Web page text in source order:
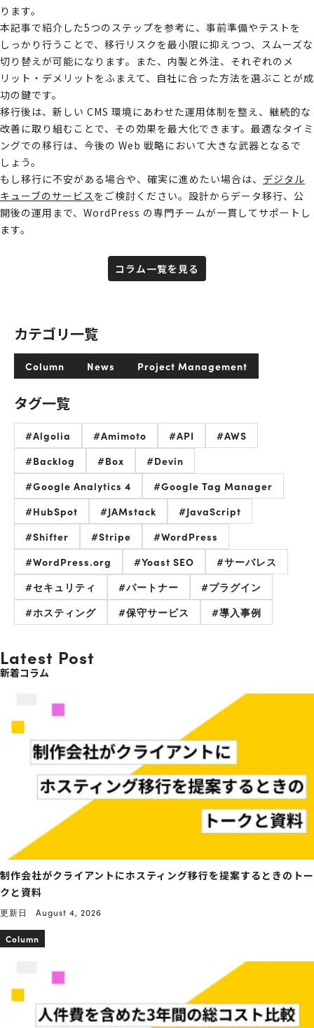
ります。
本記事で紹介した5つのステップを参考に、事前準備やテストを
しっかり行うことで、移行リスクを最小限に抑えつつ、スムーズな
切り替えが可能になります。また、内製と外注、それぞれのメ
リット・デメリットをふまえて、自社に合った方法を選ぶことが成
功の鍵です。
移行後は、新しい CMS 環境にあわせた運用体制を整え、継続的な
改善に取り組むことで、その効果を最大化できます。最適なタイミ
ングでの移行は、今後の Web 戦略において大きな武器となるで
しょう。
もし移行に不安がある場合や、確実に進めたい場合は、 デジタル
キューブのサービス をご検討ください。設計からデータ移行、公
開後の運用まで、WordPress の専門チームが一貫してサポートし
ます。
コラム一覧を見る
カテゴリ一覧
Column News Project Management
タグ一覧
#Algolia #Amimoto #API
#AWS
#Backlog
#Box
#Devin
#Google Analytics 4
#Google Tag Manager
#HubSpot
#JAMstack
#JavaScript
#Shifter
#Stripe
#WordPress
#WordPress.org
#Yoast SEO
#サーバレス
#セキュリティ
#パートナー
#プラグイン
#ホスティング
#保守サービス #導入事例
新着コラム
Latest Post
制作会社がクライアントにホスティング移行を提案するときのトー
クと資料
更新日 August 4, 2026
Column